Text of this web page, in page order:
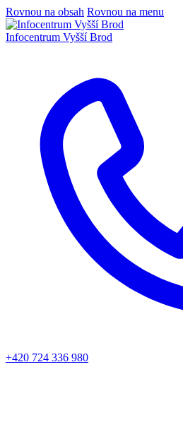
Rovnou na obsah Rovnou na menu
Infocentrum Vyšší Brod
+420 724 336 980